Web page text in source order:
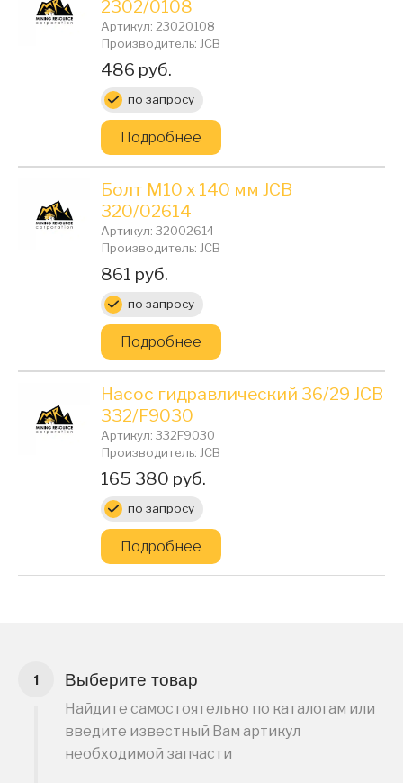
2302/0108
Артикул: 23020108
Производитель: JCB
Цена:
486 руб.
по запросу
Подробнее
Болт М10 х 140 мм JCB
320/02614
Артикул: 32002614
Производитель: JCB
Цена:
861 руб.
по запросу
Подробнее
Насос гидравлический 36/29 JCB
332/F9030
Артикул: 332F9030
Производитель: JCB
Цена:
165 380 руб.
по запросу
Подробнее
Выберите товар
Найдите самостоятельно по каталогам или
введите известный Вам артикул
необходимой запчасти